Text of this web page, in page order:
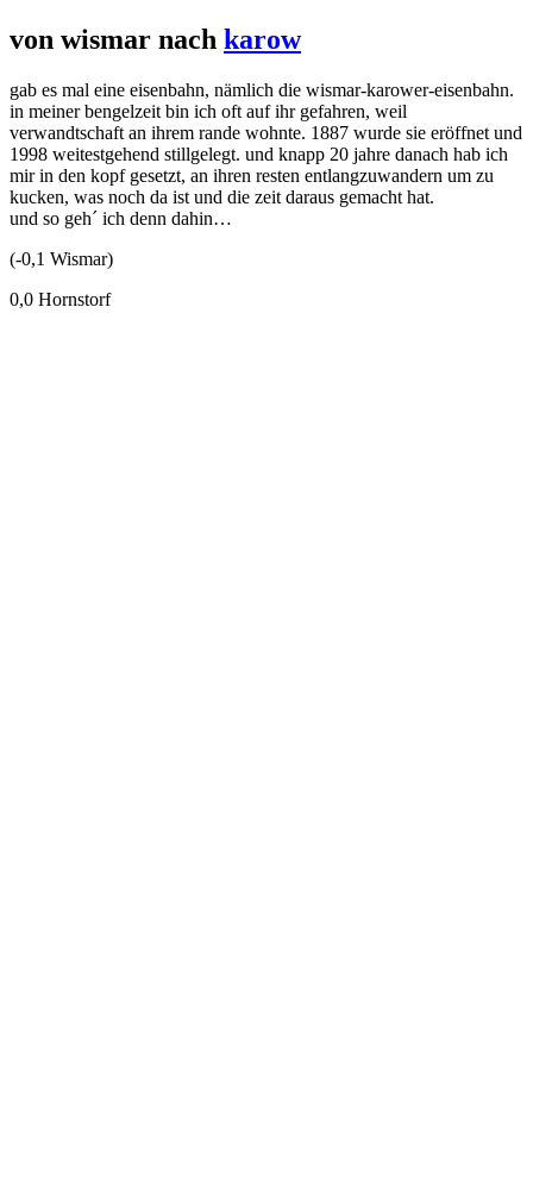
von wismar nach karow
gab es mal eine eisenbahn, nämlich die wismar-karower-eisenbahn.
in meiner bengelzeit bin ich oft auf ihr gefahren, weil
verwandtschaft an ihrem rande wohnte. 1887 wurde sie eröffnet und
1998 weitestgehend stillgelegt. und knapp 20 jahre danach hab ich
mir in den kopf gesetzt, an ihren resten entlangzuwandern um zu
kucken, was noch da ist und die zeit daraus gemacht hat.
und so geh´ ich denn dahin…
(-0,1 Wismar)
0,0 Hornstorf